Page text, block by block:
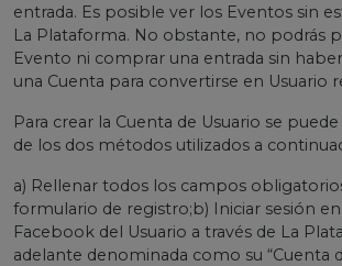
entrada. Es posible ver los Eventos sin
La Plataforma. No obstante, no podrás
Evento ni comprar una entrada sin
una Cuenta para convertirse en Usuario
Para crear la Cuenta de Usuario se
de los dos métodos utilizados a
a) Rellenar todos los campos
formulario de registro;b) Iniciar sesión
Facebook del Usuario a través de La
adelante denominada como su “Cuenta